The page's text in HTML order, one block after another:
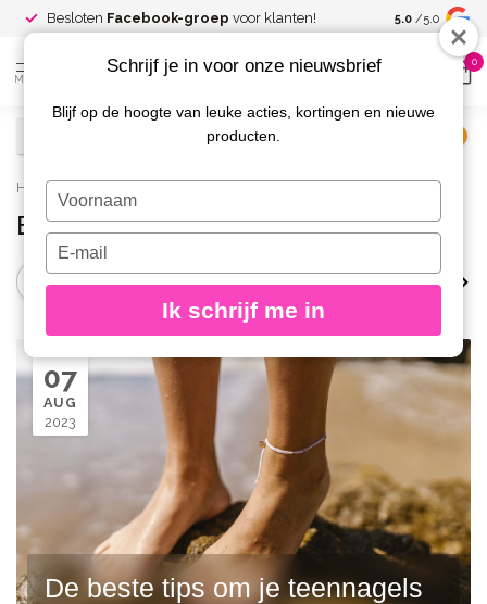
Besloten Facebook-groep voor klanten! Spaar voor
kortingen
5.0 /5.0
MENU
0
Home / Blog
Blog
allergie Bacterie biab Coaching
07
AUG
2023
De beste tips om je teennagels
Schrijf je in voor onze nieuwsbrief
Blijf op de hoogte van leuke acties, kortingen en nieuwe
producten.
Typ
je
naam
Typ
je
e-
in
Ik schrijf me in